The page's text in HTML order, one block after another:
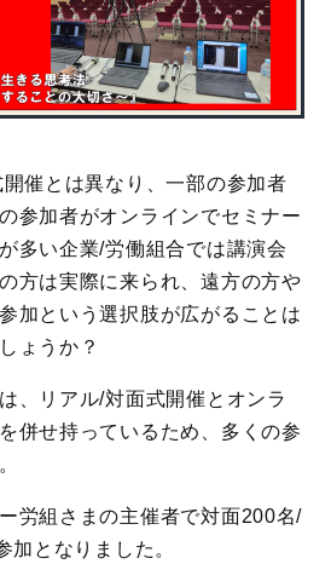
催とは異なり、一部の参加者
参加者がオンラインでセミナー
多い企業/労働組合では講演会
方は実際に来られ、遠方の方や
加という選択肢が広がることは
ょうか？
、リアル/対面式開催とオンラ
併せ持っているため、多くの参
労組さまの主催者で対面200名/
加となりました。